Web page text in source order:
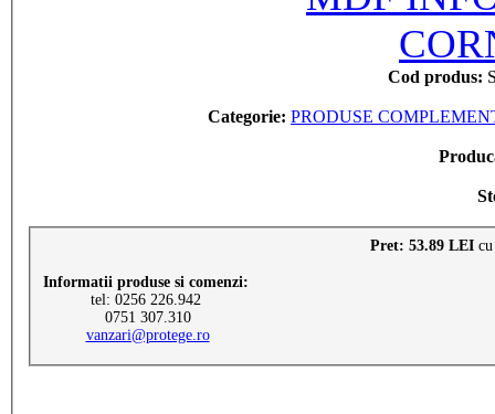
Cod produs:
Categorie: PRODUSE
Pret: 53.89 LEI
Informatii produse si comenzi:
tel: 0256 226.942
0751 307.310
vanzari@protege.ro